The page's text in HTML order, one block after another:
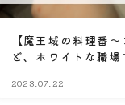
【魔王城の料理番
ど、ホワイトな職
電子書籍・コミッ
2023.07.22